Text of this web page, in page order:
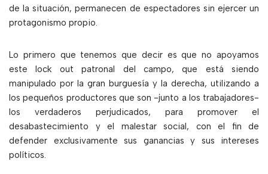
de la situación, permanecen de espectadores sin ejercer un
protagonismo propio.
Lo primero que tenemos que decir es que no apoyamos
este lock out patronal del campo, que está siendo
manipulado por la gran burguesía y la derecha, utilizando a
los pequeños productores que son -junto a los trabajadores-
los verdaderos perjudicados, para promover el
desabastecimiento y el malestar social, con el fin de
defender exclusivamente sus ganancias y sus intereses
políticos.